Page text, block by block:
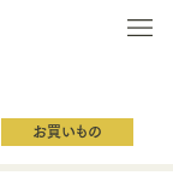
お買いもの